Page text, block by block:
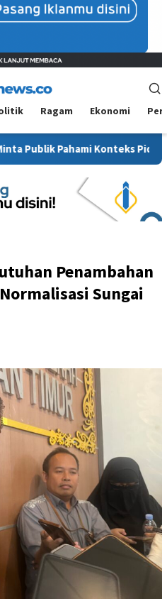
Ragam Ekonomi
Pahami Konteks Pidato Secara
Penambahan
Sungai